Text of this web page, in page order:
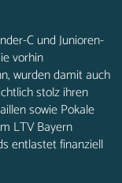
C und Junioren-
vorhin
wurden damit auch
stolz ihren
sowie Pokale
LTV Bayern
entlastet finanziell